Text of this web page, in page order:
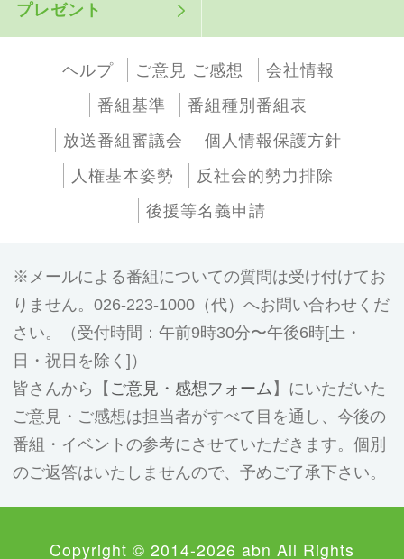
プレゼント
ヘルプ ご意見 ご感想
会社情報
番組基準
番組種別番組表
放送番組審議会
個人情報保護方針
人権基本姿勢
反社会的勢力排除
後援等名義申請
メールによる番組についての質問は受け付けてお
りません。026-223-1000（代）へお問い合わせくだ
さい。（受付時間：午前9時30分〜午後6時[土・
日・祝日を除く]）
皆さんから【 ご意見・感想フォーム 】にいただいた
ご意見・ご感想は担当者がすべて目を通し、今後の
番組・イベントの参考にさせていただきます。個別
のご返答はいたしませんので、予めご了承下さい。
Copyright © 2014-2026 abn All Rights